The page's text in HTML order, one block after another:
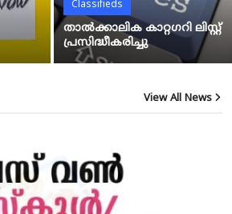
Classifieds
താൽക്കാലിക കാറ്റഗറി ലിസ്റ്റ്
പ്രസിദ്ധീകരിച്ചു
View All News